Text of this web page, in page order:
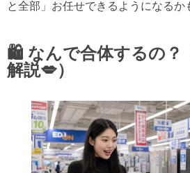
と全部」お任せできるようになるか
🛍 なんで合体するの？
解説💋）